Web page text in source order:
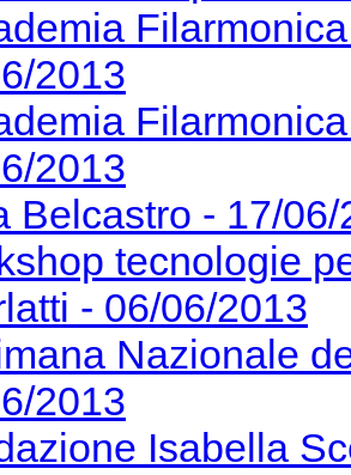
Cardini: La
Filarmonica
Impulso
Impulso
2013
2013
Belcastro - 17/06/
tecnologie